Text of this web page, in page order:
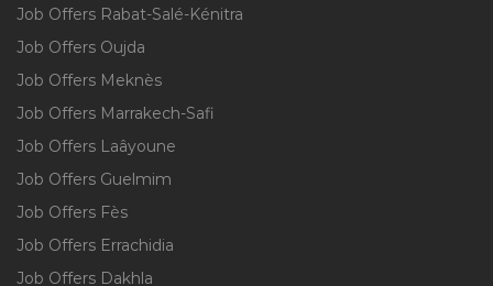
Job Offers Rabat-Salé-Kénitra
Job Offers Oujda
Job Offers Meknès
Job Offers Marrakech-Safi
Job Offers Laâyoune
Job Offers Guelmim
Job Offers Fès
Job Offers Errachidia
Job Offers Dakhla